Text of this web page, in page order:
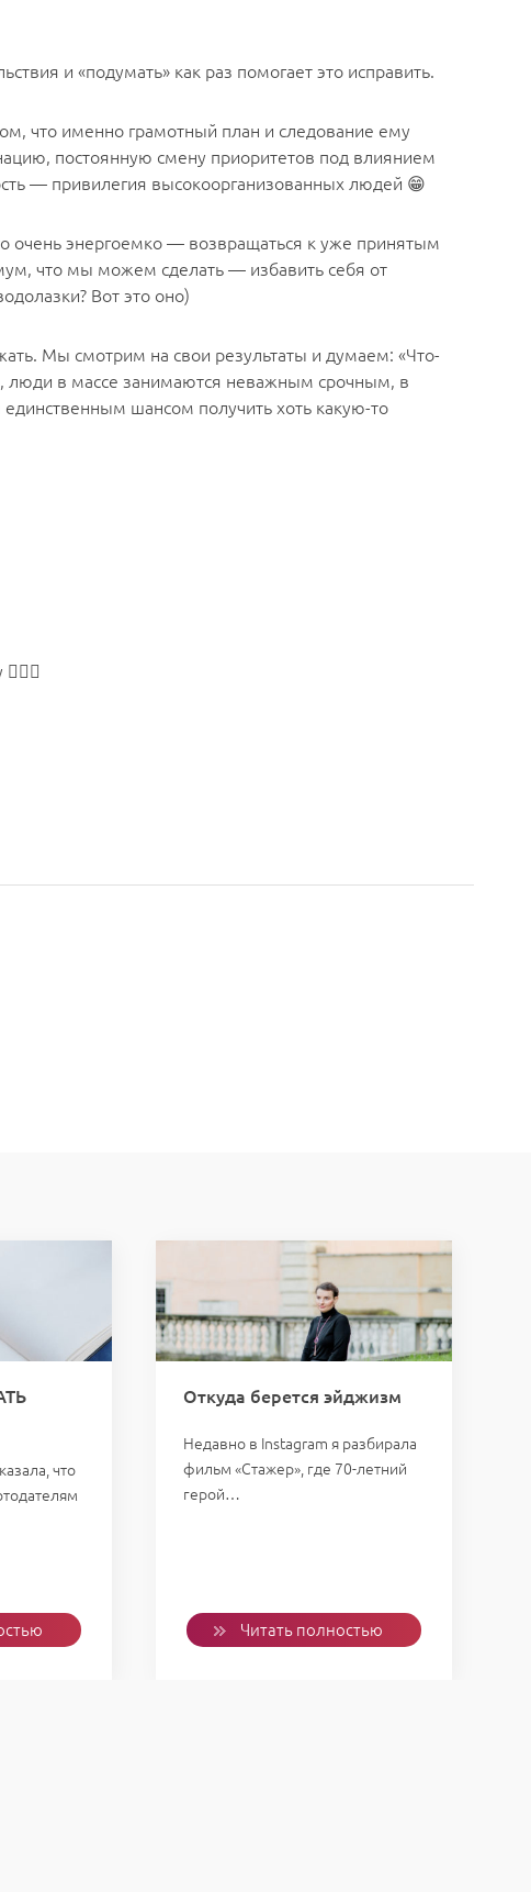
и «подумать» как раз помогает это исправить.
что именно грамотный план и следование ему
постоянную смену приоритетов под влиянием
— привилегия высокоорганизованных людей 😁
очень энергоемко — возвращаться к уже принятым
что мы можем сделать — избавить себя от
Вот это оно)
Мы смотрим на свои результаты и думаем: «Что-
люди в массе занимаются неважным срочным, в
шансом получить хоть какую-то
что
Откуда берется эйджизм
Недавно в Instagram я разбирала
фильм «Стажер», где 70-летний
герой…
Читать полностью